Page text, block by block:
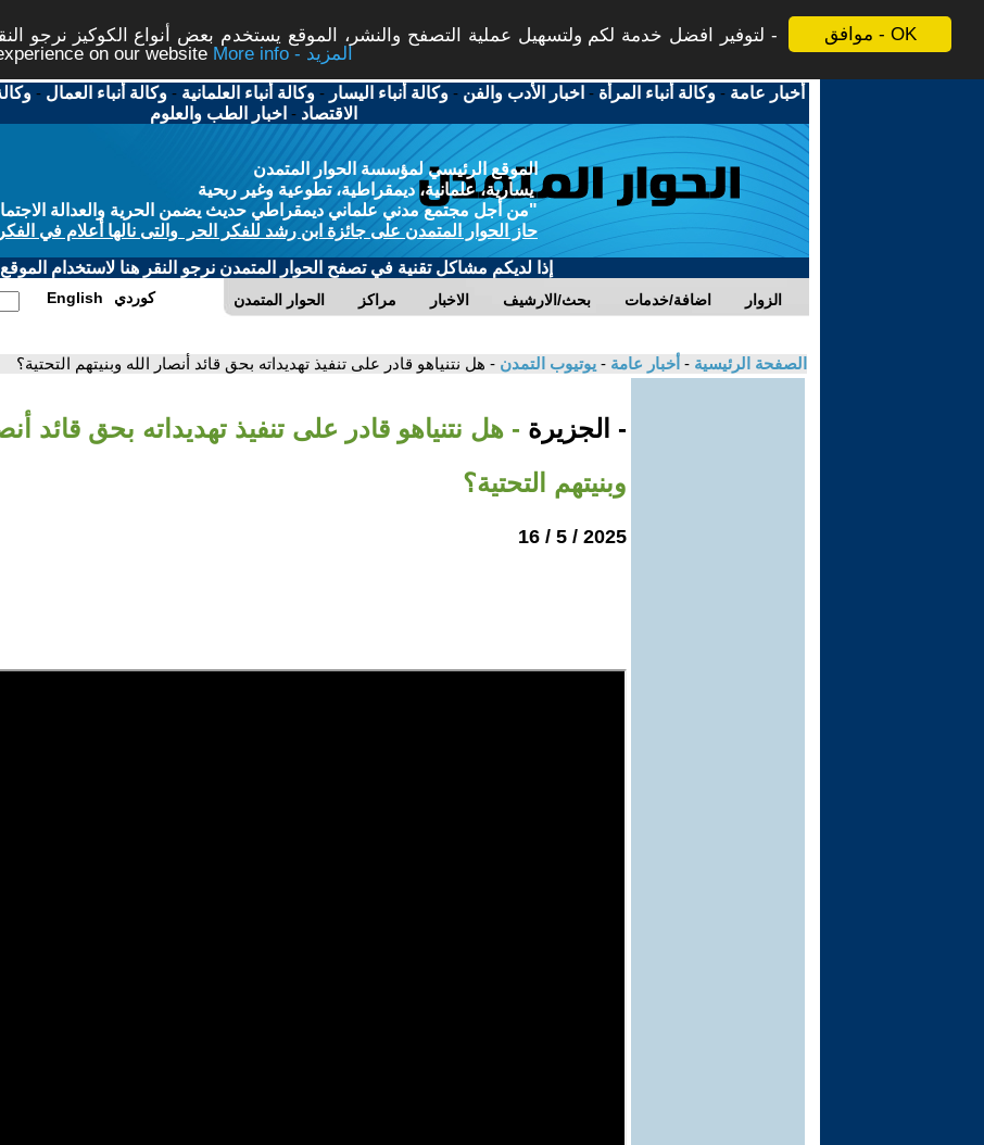
موافق - OK
لتوفير افضل خدمة لكم ولتسهيل عملية التصفح والنشر، الموقع يستخدم بعض أنواع الكوكيز نرجو
on our website
More info - المزيد
أخبار عامة -وكالة أنباء المرأة - اخبار الأدب والفن -وكالة أنباء اليسار -وكالة أنباء العلمانية -وكالة أنباء العمال -
الاقتصاد - اخبار الطب والعلوم
الموقع الرئيسي لمؤسسة الحوار المتمدن
يسارية، علمانية، ديمقراطية، تطوعية وغير ربحية
"من أجل مجتمع مدني علماني ديمقراطي حديث يضمن الحرية والعدالة
حاز الحوار المتمدن على جائزة ابن رشد للفكر الحر والتى نالها أعلام في
إذا لديكم مشاكل تقنية في تصفح الحوار المتمدن نرجو النقر هنا لاستخدام الموقع
الحوار المتمدن مراكز الاخبار بحث/الارشيف اضافة/خدمات الزوار English كوردي
الصفحة الرئيسية - أخبار عامة - يوتيوب التمدن - هل نتنياهو قادر على تنفيذ تهديداته بحق قائد أنصار الله وبنيتهم التحتية؟
- الجزيرة - هل نتنياهو قادر على تنفيذ تهديداته بحق قائد
وبنيتهم التحتية؟
2025 / 5 / 16